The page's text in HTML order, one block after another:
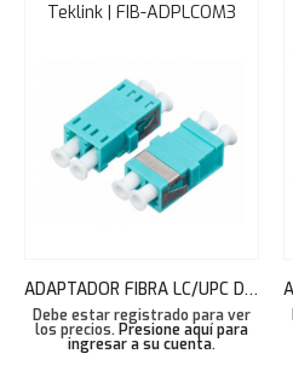
Teklink | FIB-ADPLCOM3
ADAPTADOR FIBRA LC/UPC DUPLEX OM3 COLOR AQUA TEKLINK
Debe estar registrado para ver
los precios. Presione aquí para
ingresar a su cuenta.